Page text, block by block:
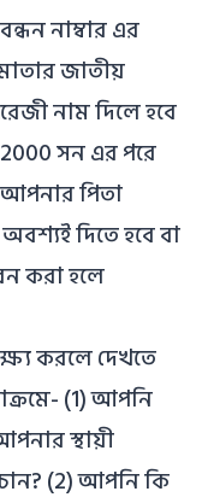
নাম্বার এর
জাতীয়
নাম দিলে হবে
সন এর পরে
পিতা
দিতে হবে বা
করা হলে
করলে দেখতে
(1) আপনি
স্থায়ী
(2) আপনি কি